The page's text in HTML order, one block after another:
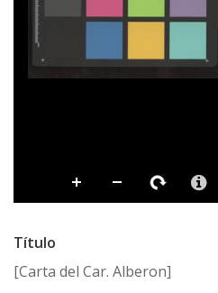
Título
[Carta del Car. Alberon]